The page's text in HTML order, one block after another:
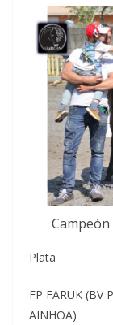
Plata
FP FARUK (BV
AINHOA)